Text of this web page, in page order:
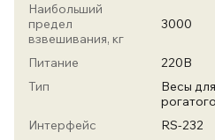
Наибольший
предел
взвешивания, кг
3000
Питание
220В
Тип
Весы
Интерфейс
RS-232